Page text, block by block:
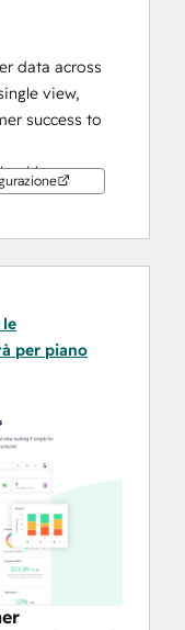
data across
view,
success to
campaign
and engage
per piano